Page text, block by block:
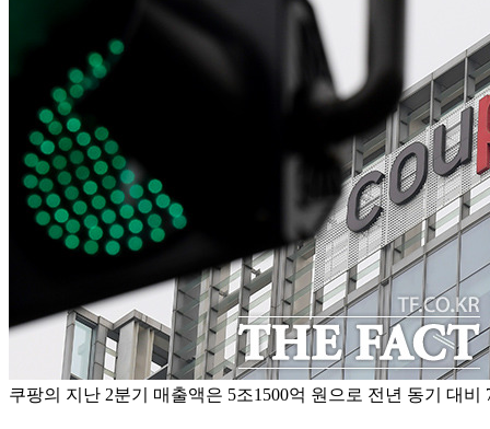
쿠팡의 지난 2분기 매출액은 5조1500억 원으로 전년 동기 대비